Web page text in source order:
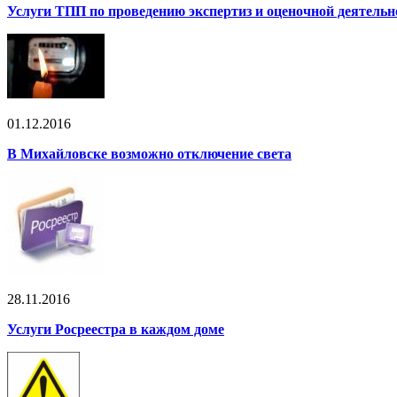
Услуги ТПП по проведению экспертиз и оценочной
01.12.2016
В Михайловске возможно отключение света
28.11.2016
Услуги Росреестра в каждом доме